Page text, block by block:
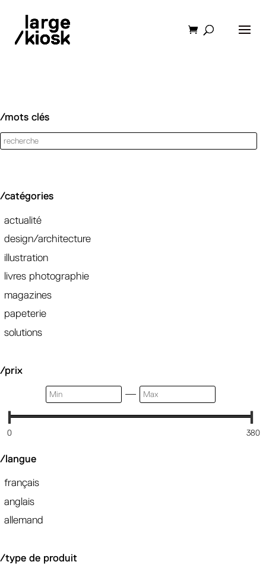
/mots clés
/catégories
actualité
design/architecture
illustration
livres photographie
magazines
papeterie
solutions
/prix
—
0 380
/langue
français
anglais
allemand
/type de produit